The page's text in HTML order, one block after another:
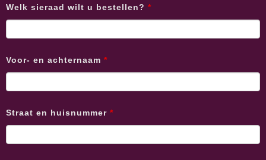
Welk sieraad wilt u bestellen? *
Voor- en achternaam *
Straat en huisnummer *